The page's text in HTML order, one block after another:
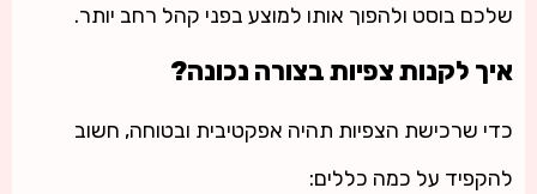
שלכם בוסט ולהפוך אותו למוצע בפני קהל רחב יותר.
איך לקנות צפיות בצורה נכונה?
כדי שרכישת הצפיות תהיה אפקטיבית ובטוחה, חשוב
להקפיד על כמה כללים: